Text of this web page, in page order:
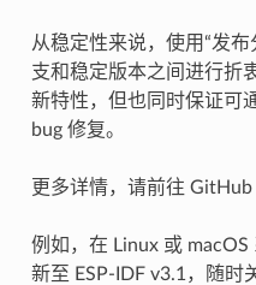
从稳定性来说，使用“发
支和稳定版本之间进行折
新特性，但也同时保证可
bug 修复。
更多详情，请前往
例如，在 Linux 或
新至 ESP-IDF v3.1，随时